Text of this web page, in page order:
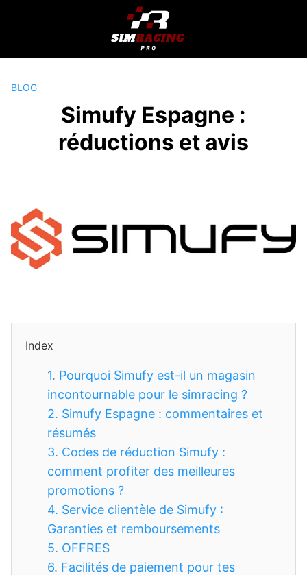
BLOG
Simufy Espagne :
réductions et avis
Index
1. Pourquoi Simufy est-il un magasin
incontournable pour le simracing ?
2. Simufy Espagne : commentaires et
résumés
3. Codes de réduction Simufy :
comment profiter des meilleures
promotions ?
4. Service clientèle de Simufy :
Garanties et remboursements
5. OFFRES
6. Facilités de paiement pour tes